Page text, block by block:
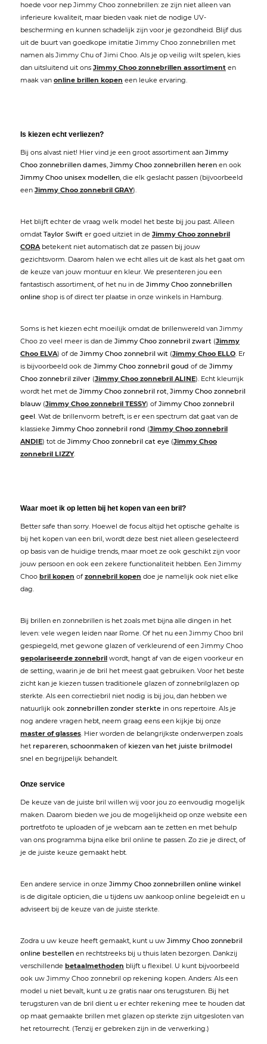
hoede voor nep Jimmy Choo zonnebrillen: ze zijn niet alleen van
inferieure kwaliteit, maar bieden vaak niet de nodige UV-
bescherming en kunnen schadelijk zijn voor je gezondheid. Blijf dus
uit de buurt van goedkope imitatie Jimmy Choo zonnebrillen met
namen als Jimmy Chu of Jimi Choo. Als je op veilig wilt spelen, kies
dan uitsluitend uit ons Jimmy Choo zonnebrillen assortiment en
maak van online brillen kopen een leuke ervaring.
Is kiezen echt verliezen?
Bij ons alvast niet! Hier vind je een groot assortiment aan Jimmy
Choo zonnebrillen dames, Jimmy Choo zonnebrillen heren en ook
Jimmy Choo unisex modellen, die elk geslacht passen (bijvoorbeeld
een Jimmy Choo zonnebril GRAY).
Het blijft echter de vraag welk model het beste bij jou past. Alleen
omdat Taylor Swift er goed uitziet in de Jimmy Choo zonnebril
CORAbetekent niet automatisch dat ze passen bij jouw
gezichtsvorm. Daarom halen we echt alles uit de kast als het gaat om
de keuze van jouw montuur en kleur. We presenteren jou een
fantastisch assortiment, of het nu in de Jimmy Choo zonnebrillen
online shop is of direct ter plaatse in onze winkels in Hamburg.
Soms is het kiezen echt moeilijk omdat de brillenwereld van Jimmy
Choo zo veel meer is dan de Jimmy Choo zonnebril zwart (Jimmy
Choo ELVA) of de Jimmy Choo zonnebril wit (Jimmy Choo ELLO. Er
is bijvoorbeeld ook de Jimmy Choo zonnebril goud of de Jimmy
Choo zonnebril zilver (Jimmy Choo zonnebril ALINE). Echt kleurrijk
wordt het met de Jimmy Choo zonnebril rot, Jimmy Choo zonnebril
blauw (Jimmy Choo zonnebril TESSY) of Jimmy Choo zonnebril
geel. Wat de brillenvorm betreft, is er een spectrum dat gaat van de
klassieke Jimmy Choo zonnebril rond (Jimmy Choo zonnebril
ANDIE) tot de Jimmy Choo zonnebril cat eye (Jimmy Choo
zonnebril LIZZY.
Waar moet ik op letten bij het kopen van een bril?
Better safe than sorry. Hoewel de focus altijd het optische gehalte is
bij het kopen van een bril, wordt deze best niet alleen geselecteerd
op basis van de huidige trends, maar moet ze ook geschikt zijn voor
jouw persoon en ook een zekere functionaliteit hebben. Een Jimmy
Choo bril kopen of zonnebril kopen doe je namelijk ook niet elke
dag.
Bij brillen en zonnebrillen is het zoals met bijna alle dingen in het
leven: vele wegen leiden naar Rome. Of het nu een Jimmy Choo bril
gespiegeld, met gewone glazen of verkleurend of een Jimmy Choo
gepolariseerde zonnebril wordt, hangt af van de eigen voorkeur en
de setting, waarin je de bril het meest gaat gebruiken. Voor het beste
zicht kan je kiezen tussen traditionele glazen of zonnebrilglazen op
sterkte. Als een correctiebril niet nodig is bij jou, dan hebben we
natuurlijk ook zonnebrillen zonder sterkte in ons repertoire. Als je
nog andere vragen hebt, neem graag eens een kijkje bij onze
master of glasses. Hier worden de belangrijkste onderwerpen zoals
het repareren, schoonmaken of kiezen van het juiste brilmodel
snel en begrijpelijk behandelt.
Onze service
De keuze van de juiste bril willen wij voor jou zo eenvoudig mogelijk
maken. Daarom bieden we jou de mogelijkheid op onze website een
portretfoto te uploaden of je webcam aan te zetten en met behulp
van ons programma bijna elke bril online te passen. Zo zie je direct, of
je de juiste keuze gemaakt hebt.
Een andere service in onze Jimmy Choo zonnebrillen online winkel
is de digitale opticien, die u tijdens uw aankoop online begeleidt en u
adviseert bij de keuze van de juiste sterkte.
Zodra u uw keuze heeft gemaakt, kunt u uw Jimmy Choo zonnebril
online bestellen en rechtstreeks bij u thuis laten bezorgen. Dankzij
verschillende betaalmethoden blijft u flexibel. U kunt bijvoorbeeld
ook uw Jimmy Choo zonnebril op rekening kopen. Anders: Als een
model u niet bevalt, kunt u ze gratis naar ons terugsturen. Bij het
terugsturen van de bril dient u er echter rekening mee te houden dat
op maat gemaakte brillen met glazen op sterkte zijn uitgesloten van
het retourrecht. (Tenzij er gebreken zijn in de verwerking.)